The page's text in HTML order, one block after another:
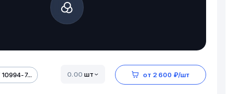
7... шт от 2 600 ₽/шт